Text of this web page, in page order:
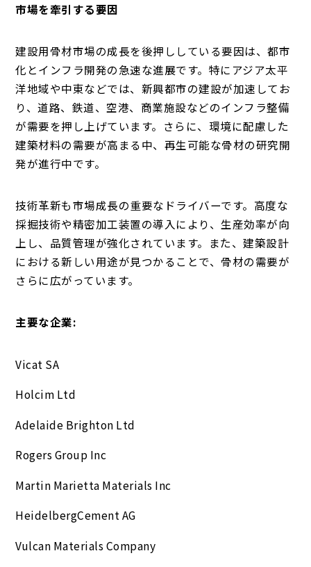
市場を牽引する要因
建設用骨材市場の成長を後押ししている要因は、都市
化とインフラ開発の急速な進展です。特にアジア太平
洋地域や中東などでは、新興都市の建設が加速してお
り、道路、鉄道、空港、商業施設などのインフラ整備
が需要を押し上げています。さらに、環境に配慮した
建築材料の需要が高まる中、再生可能な骨材の研究開
発が進行中です。
技術革新も市場成長の重要なドライバーです。高度な
採掘技術や精密加工装置の導入により、生産効率が向
上し、品質管理が強化されています。また、建築設計
における新しい用途が見つかることで、骨材の需要が
さらに広がっています。
主要な企業:
Vicat SA
Holcim Ltd
Adelaide Brighton Ltd
Rogers Group Inc
Martin Marietta Materials Inc
HeidelbergCement AG
Vulcan Materials Company